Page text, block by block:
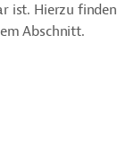
ist. Hierzu
Abschnitt.